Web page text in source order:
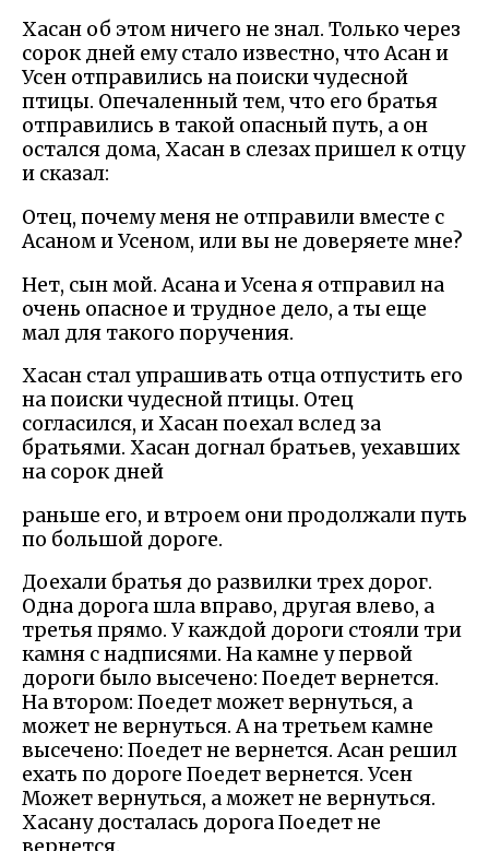
Хасан об этом ничего не знал. Только через
сорок дней ему стало известно, что Асан и
Усен отправились на поиски чудесной
птицы. Опечаленный тем, что его братья
отправились в такой опасный путь, а он
остался дома, Хасан в слезах пришел к отцу
и сказал:
Отец, почему меня не отправили вместе с
Асаном и Усеном, или вы не доверяете мне?
Нет, сын мой. Асана и Усена я отправил на
очень опасное и трудное дело, а ты еще
мал для такого поручения.
Хасан стал упрашивать отца отпустить его
на поиски чудесной птицы. Отец
согласился, и Хасан поехал вслед за
братьями. Хасан догнал братьев, уехавших
на сорок дней
раньше его, и втроем они продолжали путь
по большой дороге.
Доехали братья до развилки трех дорог.
Одна дорога шла вправо, другая влево, а
третья прямо. У каждой дороги стояли три
камня с надписями. На камне у первой
дороги было высечено: Поедет вернется.
На втором: Поедет может вернуться, а
может не вернуться. А на третьем камне
высечено: Поедет не вернется. Асан решил
ехать по дороге Поедет вернется. Усен
Может вернуться, а может не вернуться.
Хасану досталась дорога Поедет не